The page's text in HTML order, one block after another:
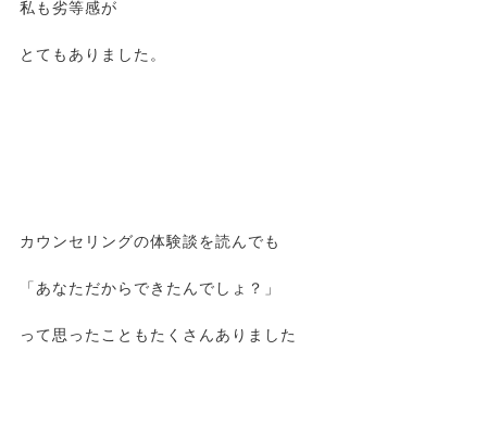
私も劣等感が
とてもありました。
カウンセリングの体験談を読んでも
「あなただからできたんでしょ？」
って思ったこともたくさんありました